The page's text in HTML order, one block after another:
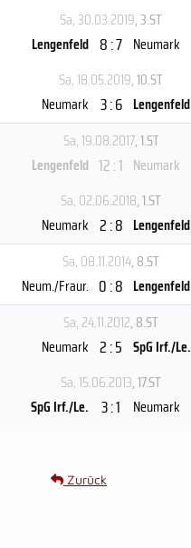
Sa, 30.03.2019, 3.ST
Lengenfeld 8 : 7 Neumark
Sa, 18.05.2019, 10.ST
Neumark 3 : 6 Lengenfeld
Sa, 19.08.2017, 1.ST
Lengenfeld 12 : 1 Neumark
Sa, 02.06.2018, 1.ST
Neumark 2 : 8 Lengenfeld
Sa, 08.11.2014, 8.ST
Neum./Fraur. 0 : 8 Lengenfeld
Sa, 24.11.2012, 8.ST
Neumark 2 : 5 SpG Irf./Le.
Sa, 15.06.2013, 17.ST
SpG Irf./Le. 3 : 1 Neumark
Zurück